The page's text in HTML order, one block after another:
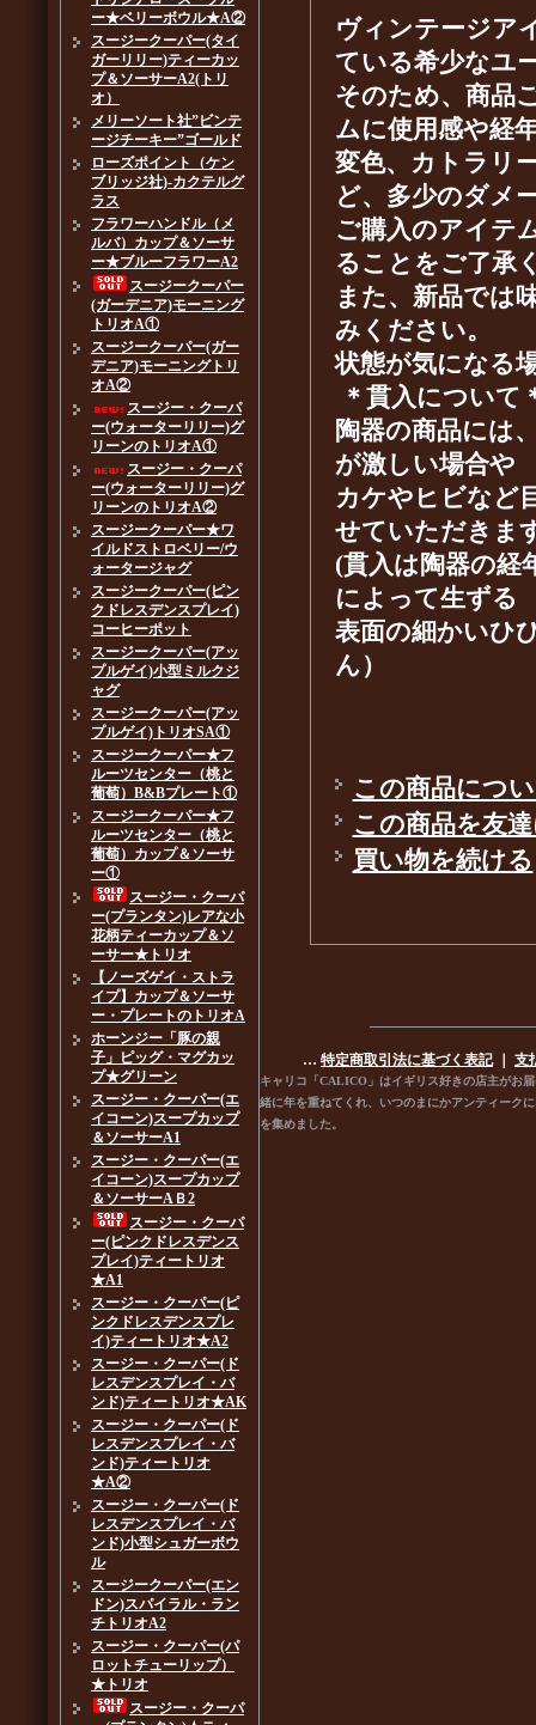
ヴィンテージア
ている希少なユ
そのため、商品
ムに使用感や経
変色、カトラリ
ど、多少のダメ
ご購入のアイテ
ることをご了承
また、新品では
みください。
状態が気になる
＊貫入について
陶器の商品には
が激しい場合や
カケやヒビなど
せていただきま
(貫入は陶器の経
によって生ずる
表面の細かいひ
ん）
この商品につ
この商品を友
買い物を続ける
ー★ベリーボウル★A②
スージークーパー(タイ
ガーリリー)ティーカッ
プ＆ソーサーA2(トリ
オ）
メリーソート社”ビンテ
ージチーキー”ゴールド
ローズポイント（ケン
ブリッジ社)-カクテルグ
ラス
フラワーハンドル（メ
ルバ）カップ＆ソーサ
ー★ブルーフラワーA2
スージークーパー
(ガーデニア)モーニング
トリオA①
スージークーパー(ガー
デニア)モーニングトリ
オA②
スージー・クーパ
ー(ウォーターリリー)グ
リーンのトリオA①
スージー・クーパ
ー(ウォーターリリー)グ
リーンのトリオA②
スージークーパー★ワ
イルドストロベリー/ウ
ォータージャグ
スージークーパー(ピン
クドレスデンスプレイ)
コーヒーポット
スージークーパー(アッ
プルゲイ)小型ミルクジ
ャグ
スージークーパー(アッ
プルゲイ)トリオSA①
スージークーパー★フ
ルーツセンター（桃と
葡萄）B&Bプレート①
スージークーパー★フ
ルーツセンター（桃と
葡萄）カップ＆ソーサ
ー①
スージー・クーパ
ー(プランタン)レアな小
花柄ティーカップ＆ソ
ーサー★トリオ
【ノーズゲイ・ストラ
イプ】カップ＆ソーサ
ー・プレートのトリオA
ホーンジー「豚の親
子」ピッグ・マグカッ
プ★グリーン
スージー・クーパー(エ
イコーン)スープカップ
＆ソーサーA1
スージー・クーパー(エ
イコーン)スープカップ
＆ソーサーAＢ2
スージー・クーパ
ー(ピンクドレスデンス
プレイ)ティートリオ
★A1
スージー・クーパー(ピ
ンクドレスデンスプレ
イ)ティートリオ★A2
スージー・クーパー(ド
レスデンスプレイ・バ
ンド)ティートリオ★AK
スージー・クーパー(ド
レスデンスプレイ・バ
ンド)ティートリオ
★A②
スージー・クーパー(ド
レスデンスプレイ・バ
ンド)小型シュガーボウ
ル
スージークーパー(エン
ドン)スパイラル・ラン
チトリオA2
スージー・クーパー(パ
ロットチューリップ）
★トリオ
スージー・クーパ
… 特定商取引法に基づく表記｜ 支
キャリコ「CALICO」はイギリス好きの店主がお
緒に年を重ねてくれ、いつのまにかアンティーク
を集めました。